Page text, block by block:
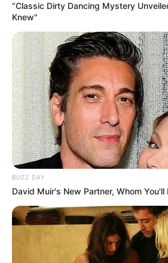
“Classic Dirty Dancing Mystery
Knew"
BUZZ DAY
David Muir's New Partner, Whom You'll